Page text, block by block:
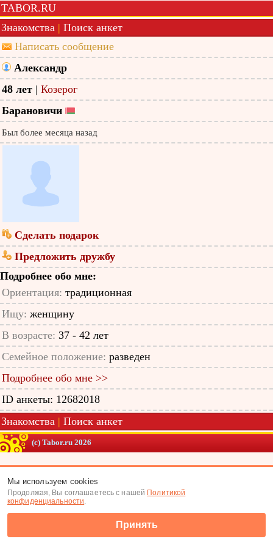
TABOR.RU
Знакомства | Поиск анкет
Написать сообщение
Александр
48 лет | Козерог
Барановичи
Был более месяца назад
Сделать подарок
Предложить дружбу
Подробнее обо мне:
Ориентация: традиционная
Ищу: женщину
В возрасте: 37 - 42 лет
Семейное положение: разведен
Подробнее обо мне >>
ID анкеты: 12682018
Знакомства | Поиск анкет
(c) Tabor.ru 2026
Мы используем cookies
Продолжая, Вы соглашаетесь с нашей Политикой
конфиденциальности.
Принять